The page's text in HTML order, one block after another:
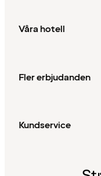
Våra hotell
Fler erbjudanden
Kundservice